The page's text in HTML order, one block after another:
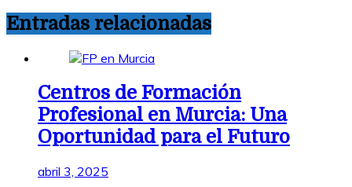
Entradas relacionadas
Centros de Formación
Profesional en Murcia: Una
Oportunidad para el Futuro
abril 3, 2025